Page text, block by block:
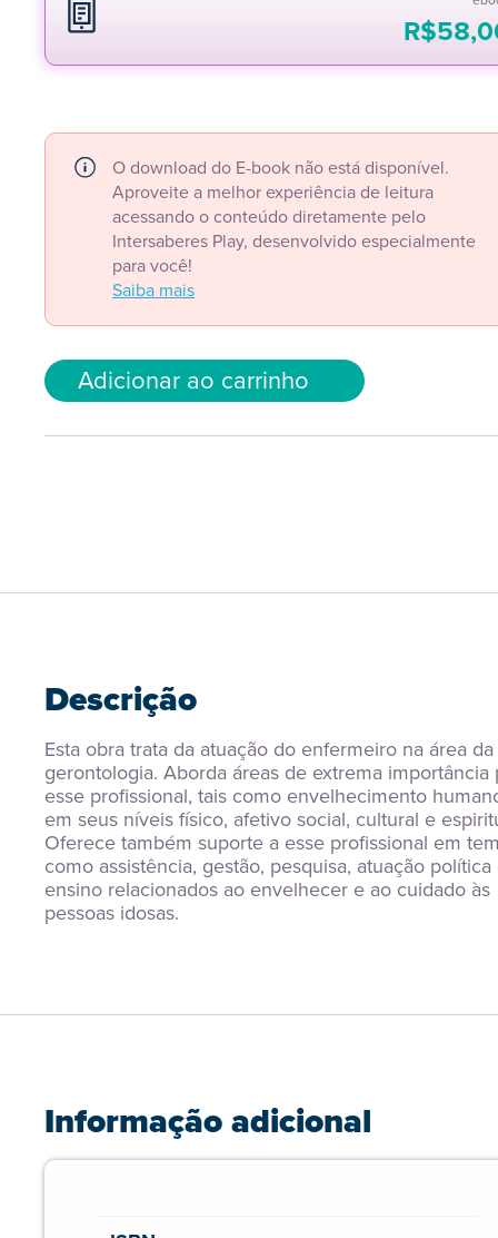
R$
O download do E-book não está disponível.
Aproveite a melhor experiência de leitura
acessando o conteúdo diretamente pelo
Intersaberes Play, desenvolvido especialmente
para você!
Saiba mais
Adicionar ao carrinho
Descrição
Esta obra trata da atuação do enfermeiro na área da
gerontologia. Aborda áreas de extrema importância
esse profissional, tais como envelhecimento
em seus níveis físico, afetivo social, cultural e
Oferece também suporte a esse profissional em
como assistência, gestão, pesquisa, atuação política
ensino relacionados ao envelhecer e ao cuidado às
pessoas idosas.
Informação adicional